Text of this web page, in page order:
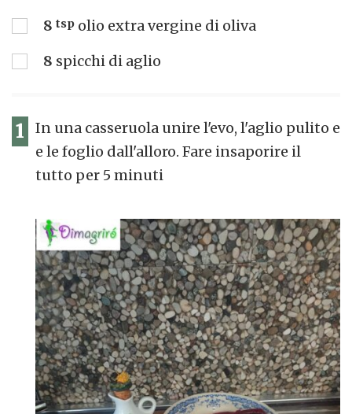
8 tsp olio extra vergine di oliva
8 spicchi di aglio
1
In una casseruola unire l'evo, l'aglio pulito e
e le foglio dall'alloro. Fare insaporire il
tutto per 5 minuti